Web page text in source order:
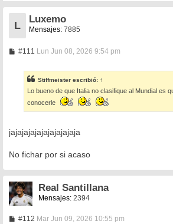
L
Luxemo
Mensajes: 7885
#111 M
s
a
j
e
Lun Jun 08, 2026 9:54 pm
Stiffmeister escribió: ↑
Lo bueno de que Italia no clasifique al Mundial es
conocerle
jajajajajajajajajajaja
No fichar por si acaso
Real Santillana
Mensajes: 2394
#112MMar Jun 09, 2026 10:55 pm